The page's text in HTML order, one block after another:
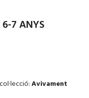
7 ANYS
Avivament